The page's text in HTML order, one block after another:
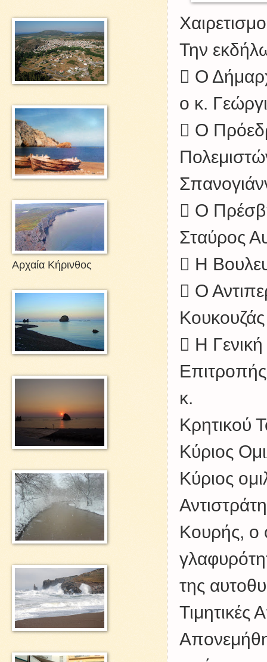
Την
 Ο
ο κ.
 Ο
 Ο
Σταύρος
 Η
 Ο
 Η
κ.
Κρητικού
Κύριος
Κύριος
Κουρής, ο
της
Τιμητικές
Αρχαία Κήρινθος